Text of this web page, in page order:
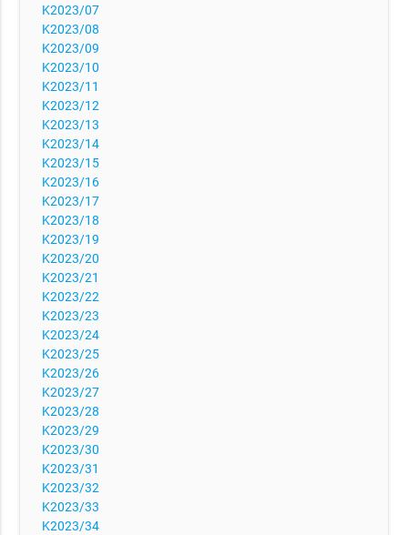
K2023/07
K2023/08
K2023/09
K2023/10
K2023/11
K2023/12
K2023/13
K2023/14
K2023/15
K2023/16
K2023/17
K2023/18
K2023/19
K2023/20
K2023/21
K2023/22
K2023/23
K2023/24
K2023/25
K2023/26
K2023/27
K2023/28
K2023/29
K2023/30
K2023/31
K2023/32
K2023/33
K2023/34